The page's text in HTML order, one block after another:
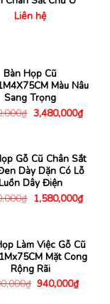
Liên hệ
Bàn Họp Cũ
Màu Nâu
Sang Trọng
₫ Giá
gốc
3,480,000₫Giá
hiện
Gỗ Cũ Chân Sắt
Đen Dày Dặn Có Lỗ
Dây Điện
₫ Giá
gốc
1,580,000₫Giá
hiện
Làm Việc Gỗ Cũ
Mặt Cong
Rộng Rãi
₫ Giá
940,000₫Giá
hiện